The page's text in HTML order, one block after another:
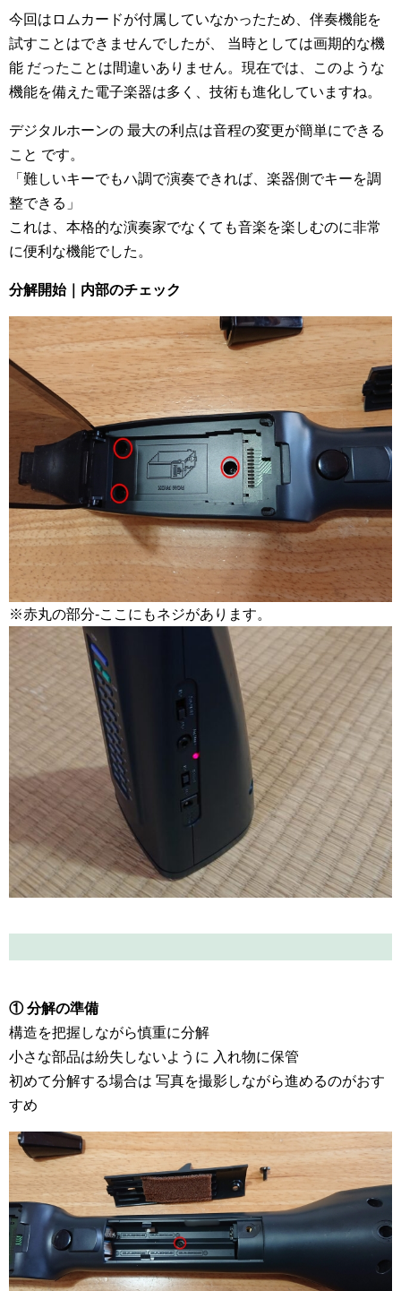
今回はロムカードが付属していなかったため、伴奏機能を
試すことはできませんでしたが、 当時としては画期的な機
能 だったことは間違いありません。現在では、このような
機能を備えた電子楽器は多く、技術も進化していますね。
デジタルホーンの 最大の利点は音程の変更が簡単にできる
こと です。
「難しいキーでもハ調で演奏できれば、楽器側でキーを調
整できる」
これは、本格的な演奏家でなくても音楽を楽しむのに非常
に便利な機能でした。
分解開始｜内部のチェック
※赤丸の部分-ここにもネジがあります。
① 分解の準備
構造を把握しながら慎重に分解
小さな部品は紛失しないように 入れ物に保管
初めて分解する場合は 写真を撮影しながら進めるのがおす
すめ